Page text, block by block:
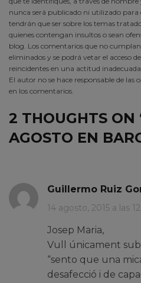
nunca será publicado ni utilizado
tendrán que ser sobre los temas
quienes contengan insultos o sean
blog. Los comentarios que no
eliminados y se podrá vetar el acceso
reincidentes en una actitud
El autor no se hace responsable de
en los comentarios.
2 THOUGHTS ON
AGOSTO EN
Guillermo Ruiz
14 agosto, 2015 a las
Josep Maria,
Vull únicament
“sento que una
desafecció i de